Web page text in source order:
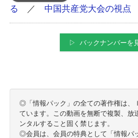
る ／ 中国共産党大会の視点
▷ バックナンバーを
◎「情報パック」の全ての著作権は、
ています。この動画を無断で複製、放
ンタルすること固く禁じます。
◎会員は、会員の特典として「情報パ